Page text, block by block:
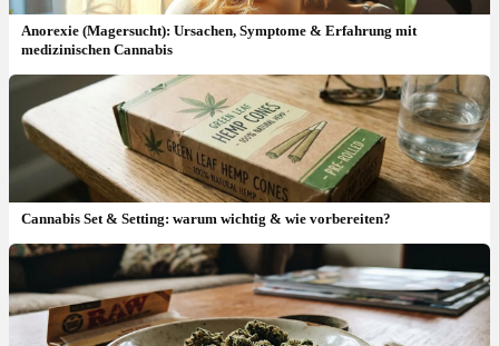
Anorexie (Magersucht): Ursachen, Symptome & Erfahrung mit
medizinischen Cannabis
Cannabis Set & Setting: warum wichtig & wie vorbereiten?